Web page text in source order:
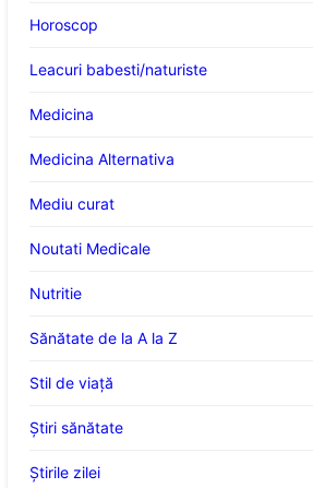
Horoscop
Leacuri babesti/naturiste
Medicina
Medicina Alternativa
Mediu curat
Noutati Medicale
Nutritie
Sănătate de la A la Z
Stil de viaţă
Ştiri sănătate
Știrile zilei